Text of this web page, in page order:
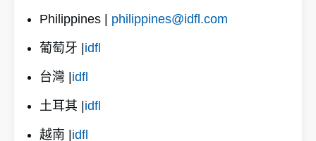
Philippines | philippines@idfl.com
葡萄牙 | idfl
台灣 | idfl
土耳其 | idfl
越南 | idfl